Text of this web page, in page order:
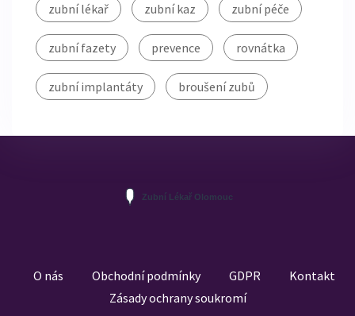
zubní lékař zubní kaz zubní péče
zubní fazety prevence rovnátka
zubní implantáty broušení zubů
O nás Obchodní podmínky GDPR
Kontakt
Zásady ochrany soukromí